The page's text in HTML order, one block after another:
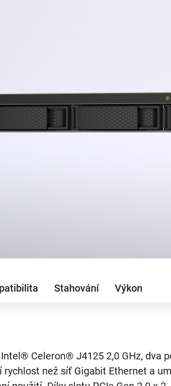
Stahování Výkon
Celeron® J4125 2,0 GHz, dva
rychlost než síť Gigabit Ethernet a